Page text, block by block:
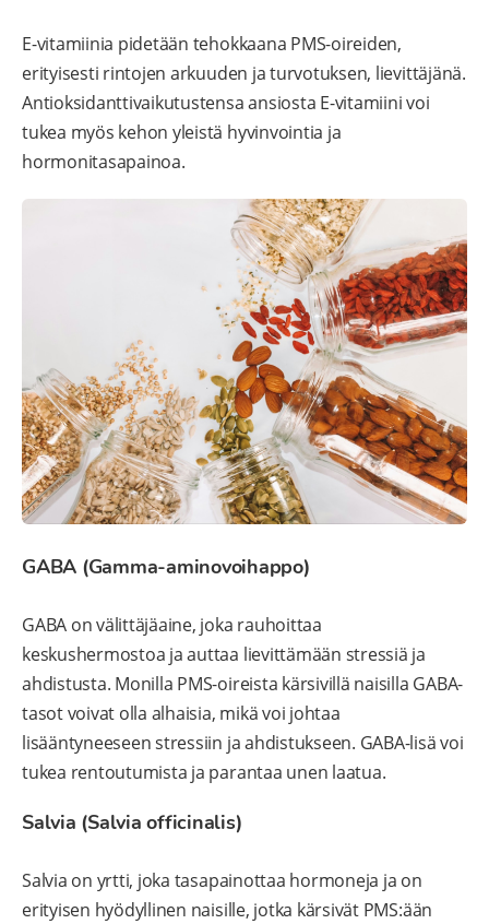
E-vitamiinia pidetään tehokkaana PMS-oireiden,
erityisesti rintojen arkuuden ja turvotuksen, lievittäjänä.
Antioksidanttivaikutustensa ansiosta E-vitamiini voi
tukea myös kehon yleistä hyvinvointia ja
hormonitasapainoa.
GABA (Gamma-aminovoihappo)
GABA on välittäjäaine, joka rauhoittaa
keskushermostoa ja auttaa lievittämään stressiä ja
ahdistusta. Monilla PMS-oireista kärsivillä naisilla GABA-
tasot voivat olla alhaisia, mikä voi johtaa
lisääntyneeseen stressiin ja ahdistukseen. GABA-lisä voi
tukea rentoutumista ja parantaa unen laatua.
Salvia (Salvia officinalis)
Salvia on yrtti, joka tasapainottaa hormoneja ja on
erityisen hyödyllinen naisille, jotka kärsivät PMS:ään